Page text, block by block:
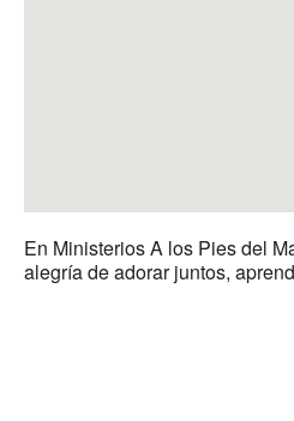
En Ministerios A los Pies del
alegría de adorar juntos,